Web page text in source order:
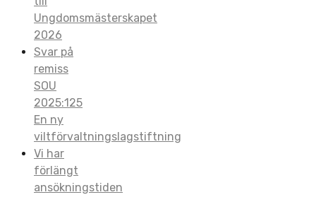
Ungdomsmästerskapet
2026
Svar på
remiss
SOU
2025:125
En ny
viltförvaltningslagstiftning
Vi har
förlängt
ansökningstiden